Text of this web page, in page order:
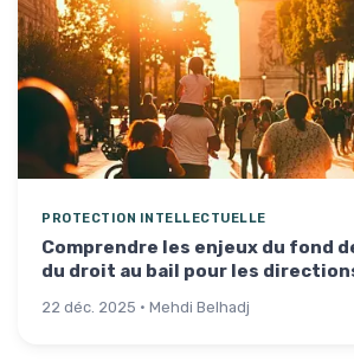
PROTECTION INTELLECTUELLE
Comprendre les enjeux du fond
du droit au bail pour les
22 déc. 2025 · Mehdi Belhadj